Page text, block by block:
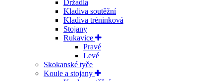
Držadla
Kladiva soutěžní
Kladiva tréninková
Stojany
Rukavice
Pravé
Levé
Skokanské tyče
Koule a stojany